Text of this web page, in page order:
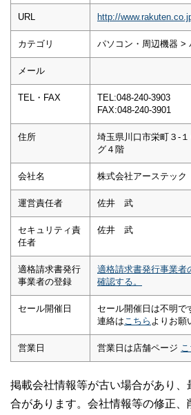
URL http://
カテゴリ パソコン・周辺機器 >
メール
TEL・FAX
TEL:048-240-3903
FAX:048-240-3901
住所
埼玉県川口市栄町３-
グ４階
会社名 株式会社アーステック
運営責任者 佐井 武
セキュリティ責
任者
佐井 武
適格請求書発行
事業者の登録
適格請求書発行事業者
確認する。
セール開催日
セール開催日は不明
連絡は こちら よりお願
営業日 営業日は店舗ページ
掲載会社情報等が古い場合があり
合があります。会社情報等の修正、